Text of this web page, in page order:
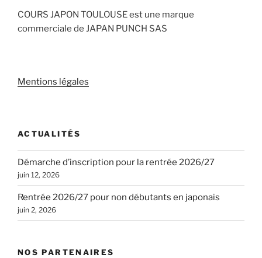
COURS JAPON TOULOUSE est une marque
commerciale de JAPAN PUNCH SAS
Mentions légales
ACTUALITÉS
Démarche d’inscription pour la rentrée 2026/27
juin 12, 2026
Rentrée 2026/27 pour non débutants en japonais
juin 2, 2026
NOS PARTENAIRES